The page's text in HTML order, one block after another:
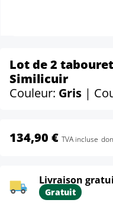
Lot de 2
Similicuir
Couleur: Gris |
134,90 € TVA incluse
Livraison
Gratuit